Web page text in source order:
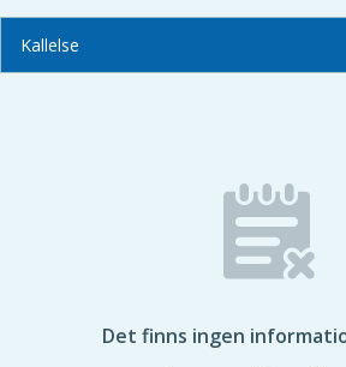
Kallelse
Det finns ingen